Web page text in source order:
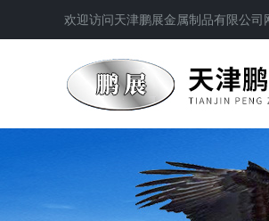
欢迎访问天津鹏展金属制品有限公司